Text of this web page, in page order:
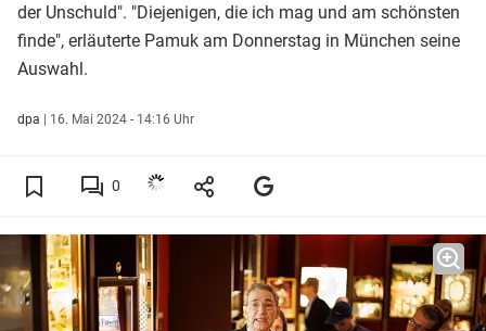
der Unschuld". "Diejenigen, die ich mag und am schönsten
finde", erläuterte Pamuk am Donnerstag in München seine
Auswahl.
dpa | 16. Mai 2024 - 14:16 Uhr
0